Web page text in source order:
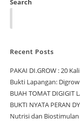
Search
Recent Posts
PAKAI DI.GROW : 20
Bukti Lapangan:
BUAH TOMAT DIGIGIT
BUKTI NYATA PERAN
Nutrisi dan